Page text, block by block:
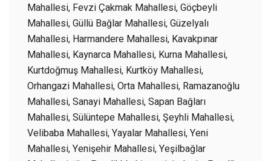
Mahallesi, Fevzi Çakmak Mahallesi, Göçbeyli
Mahallesi, Güllü Bağlar Mahallesi, Güzelyalı
Mahallesi, Harmandere Mahallesi, Kavakpınar
Mahallesi, Kaynarca Mahallesi, Kurna Mahallesi,
Kurtdoğmuş Mahallesi, Kurtköy Mahallesi,
Orhangazi Mahallesi, Orta Mahallesi, Ramazanoğlu
Mahallesi, Sanayi Mahallesi, Sapan Bağları
Mahallesi, Sülüntepe Mahallesi, Şeyhli Mahallesi,
Velibaba Mahallesi, Yayalar Mahallesi, Yeni
Mahallesi, Yenişehir Mahallesi, Yeşilbağlar